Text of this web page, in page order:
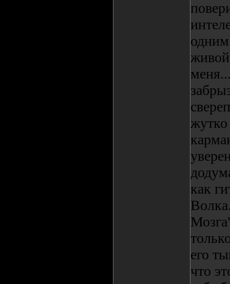
живой
жутко
как
его
что